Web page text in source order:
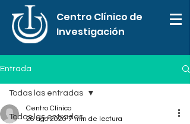
Centro Clínico de
Investigación
Entrada
Todas las entradas
Todas las entradas
Centro Clínico
26 ago 2020 7 min de lectura